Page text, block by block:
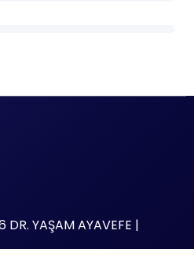
YAŞAM AYAVEFE |